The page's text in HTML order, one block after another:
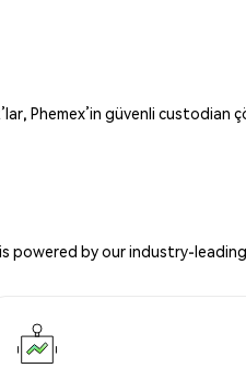
Phemex’in güvenli custodian
powered by our industry-leading